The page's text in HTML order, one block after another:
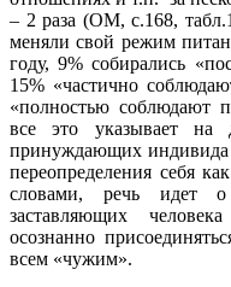
– 2 раза (ОМ, с.168,
меняли свой режим
году, 9% собирались
15% «частично
«полностью соблюдают
все это указывает на
принуждающих индивида
переопределения себя
словами, речь идет о
заставляющих
осознанно
всем «чужим».